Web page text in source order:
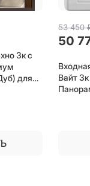
3к с
для
53 450
50
Вайт